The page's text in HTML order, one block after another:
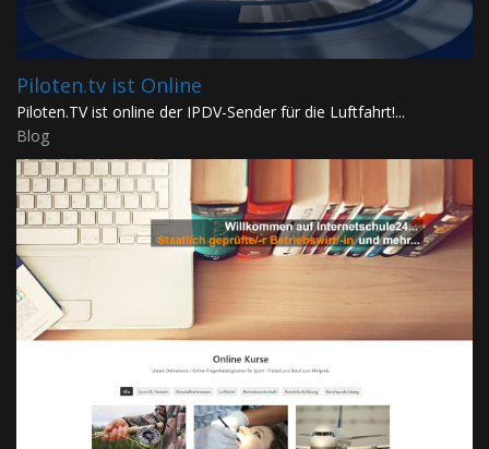
Piloten.tv ist Online
Piloten.TV ist online der IPDV-Sender für die Luftfahrt!...
Blog